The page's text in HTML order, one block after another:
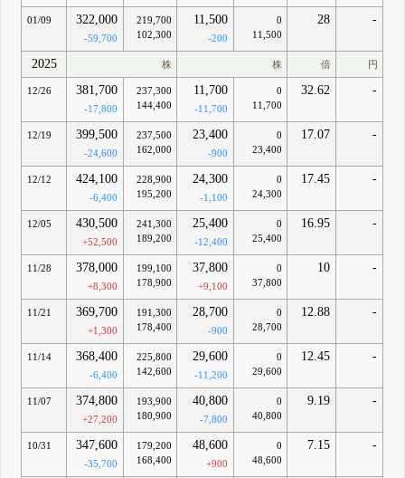
01/09 322,000
-59,700
219,700
102,300
11,500
-200
0
11,500
28 -
2025 株 株 倍 円
12/26 381,700
-17,800
237,300
144,400
11,700
-11,700
0
11,700
32.62 -
12/19 399,500
-24,600
237,500
162,000
23,400
-900
0
23,400
17.07 -
12/12 424,100
-6,400
228,900
195,200
24,300
-1,100
0
24,300
17.45 -
12/05 430,500
+52,500
241,300
189,200
25,400
-12,400
0
25,400
16.95 -
11/28 378,000
+8,300
199,100
178,900
37,800
+9,100
0
37,800
10 -
11/21 369,700
+1,300
191,300
178,400
28,700
-900
0
28,700
12.88 -
11/14 368,400
-6,400
225,800
142,600
29,600
-11,200
0
29,600
12.45 -
11/07 374,800
+27,200
193,900
180,900
40,800
-7,800
0
40,800
9.19 -
10/31 347,600
-35,700
179,200
168,400
48,600
+900
0
48,600
7.15 -